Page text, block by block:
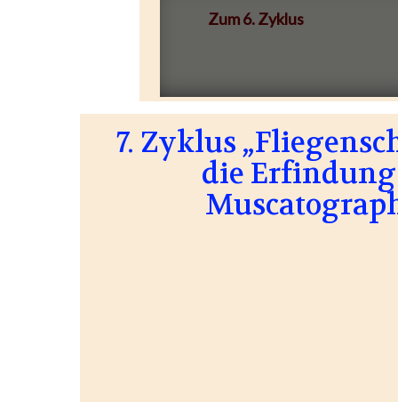
Zum 6. Zyklus
7. Zyklus
die